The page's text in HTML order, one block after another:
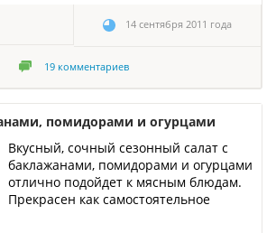
14 сентября 2011 года
19 комментариев
помидорами и огурцами
Вкусный, сочный сезонный салат с
баклажанами, помидорами и огурцами
отлично подойдет к мясным блюдам.
Прекрасен как самостоятельное